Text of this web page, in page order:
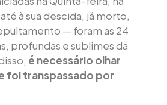
à sua descida, já morto,
— foram as 24
profundas e sublimes da
é necessário olhar
foi transpassado por